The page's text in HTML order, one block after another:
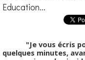
Education...
"Je vous écris
quelques minutes,